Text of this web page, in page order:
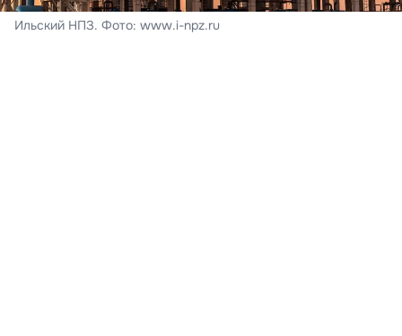
Ильский НПЗ. Фото: www.i-npz.ru